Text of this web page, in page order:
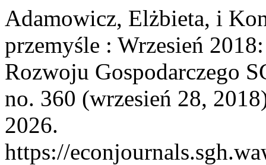
Adamowicz, Elżbieta, i
przemyśle : Wrzesień
Rozwoju Gospodarczego
no. 360 (wrzesień 28,
2026.
https://